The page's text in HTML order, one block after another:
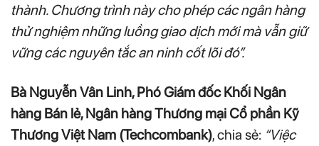
thành. Chương trình này cho phép các ngân hàng
thử nghiệm những luồng giao dịch mới mà vẫn giữ
vững các nguyên tắc an ninh cốt lõi đó”.
Bà Nguyễn Vân Linh, Phó Giám đốc Khối Ngân
hàng Bán lẻ, Ngân hàng Thương mại Cổ phần Kỹ
Thương Việt Nam (Techcombank), chia sẻ: “Việc